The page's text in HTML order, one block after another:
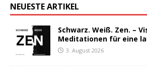
NEUESTE ARTIKEL
Schwarz. Weiß. Zen. –
Meditationen für eine
3. August 2026